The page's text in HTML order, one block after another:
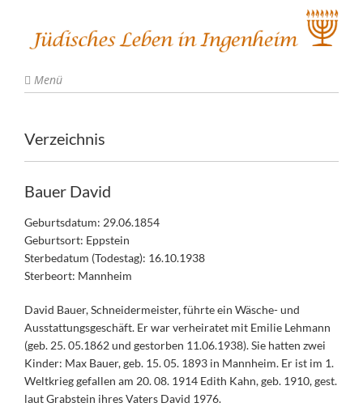
Menü
Verzeichnis
Bauer David
Geburtsdatum: 29.06.1854
Geburtsort: Eppstein
Sterbedatum (Todestag): 16.10.1938
Sterbeort: Mannheim
David Bauer, Schneidermeister, führte ein Wäsche- und
Ausstattungsgeschäft. Er war verheiratet mit Emilie Lehmann
(geb. 25. 05.1862 und gestorben 11.06.1938). Sie hatten zwei
Kinder: Max Bauer, geb. 15. 05. 1893 in Mannheim. Er ist im 1.
Weltkrieg gefallen am 20. 08. 1914 Edith Kahn, geb. 1910, gest.
laut Grabstein ihres Vaters David 1976.